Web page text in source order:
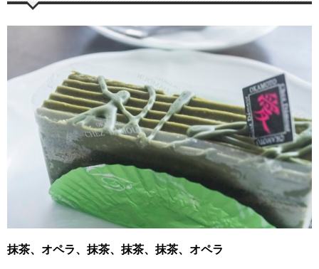
抹茶、オペラ、抹茶、抹茶、抹茶、オペラ